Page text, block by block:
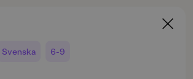
Svenska 6-9